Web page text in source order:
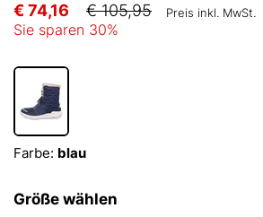
€ 74,16 € 105,95 Preis inkl. MwSt.
Sie sparen 30%
Farbe: blau
Größe wählen